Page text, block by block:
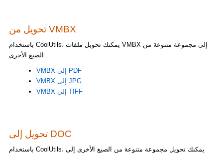
تحويل من VMBX
باستخدام CoolUtils، يمكنك تحويل ملفات VMBX إلى مجموعة متنوعة من
الصيغ الأخرى:
VMBX إلى PDF
VMBX إلى JPG
VMBX إلى TIFF
تحويل إلى DOC
باستخدام CoolUtils، يمكنك تحويل مجموعة متنوعة من الصيغ الأخرى إلى